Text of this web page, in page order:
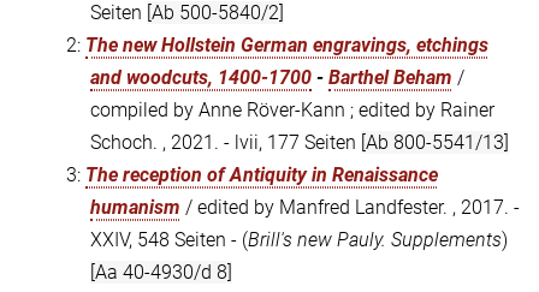
Seiten [Ab 500-5840/2]
2: The new Hollstein German engravings, etchings
and woodcuts, 1400-1700 - Barthel Beham /
compiled by Anne Röver-Kann ; edited by Rainer
Schoch. , 2021. - lvii, 177 Seiten [Ab 800-5541/13]
3: The reception of Antiquity in Renaissance
humanism / edited by Manfred Landfester. , 2017. -
XXIV, 548 Seiten - (Brill's new Pauly. Supplements)
[Aa 40-4930/d 8]